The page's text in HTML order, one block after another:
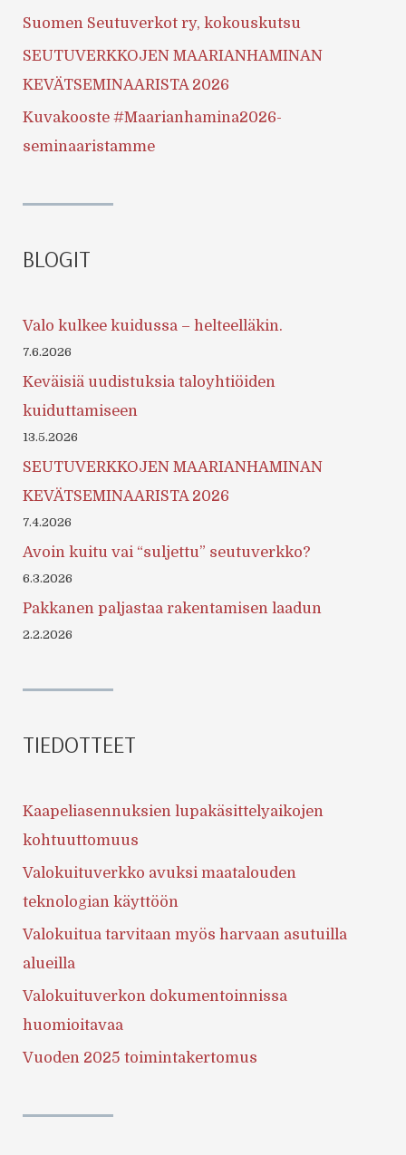
Suomen Seutuverkot ry, kokouskutsu
SEUTUVERKKOJEN MAARIANHAMINAN
KEVÄTSEMINAARISTA 2026
Kuvakooste #Maarianhamina2026-
seminaaristamme
BLOGIT
Valo kulkee kuidussa – helteelläkin.
7.6.2026
Keväisiä uudistuksia taloyhtiöiden
kuiduttamiseen
13.5.2026
SEUTUVERKKOJEN MAARIANHAMINAN
KEVÄTSEMINAARISTA 2026
7.4.2026
Avoin kuitu vai “suljettu” seutuverkko?
6.3.2026
Pakkanen paljastaa rakentamisen laadun
2.2.2026
TIEDOTTEET
Kaapeliasennuksien lupakäsittelyaikojen
kohtuuttomuus
Valokuituverkko avuksi maatalouden
teknologian käyttöön
Valokuitua tarvitaan myös harvaan asutuilla
alueilla
Valokuituverkon dokumentoinnissa
huomioitavaa
Vuoden 2025 toimintakertomus